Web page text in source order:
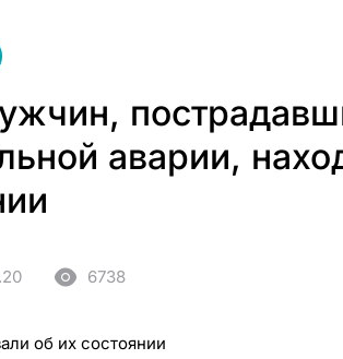
аварии,
6738
об их состоянии